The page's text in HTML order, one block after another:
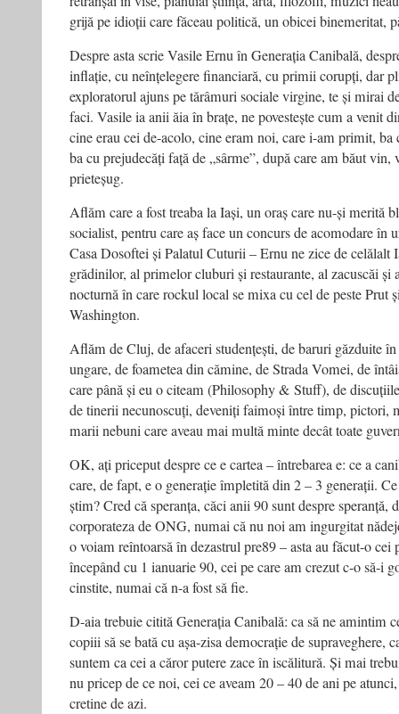
grijă pe idioții care făceau politică, un obicei binemeritat,
Despre asta scrie Vasile Ernu în Generația Canibală,
inflație, cu neînțelegere financiară, cu primii corupți, dar
exploratorul ajuns pe tărâmuri sociale virgine, te și mirai
faci. Vasile ia anii ăia în brațe, ne povestește cum a venit
cine erau cei de-acolo, cine eram noi, care i-am primit, ba
ba cu prejudecăți față de „sârme”, după care am băut
prieteșug.
Aflăm care a fost treaba la Iași, un oraș care nu-și merită
socialist, pentru care aș face un concurs de acomodare în
Casa Dosoftei și Palatul Cuturii – Ernu ne zice de celălalt
grădinilor, al primelor cluburi și restaurante, al zacuscăi și
nocturnă în care rockul local se mixa cu cel de peste Prut
Washington.
Aflăm de Cluj, de afaceri studențești, de baruri găzduite
ungare, de foametea din cămine, de Strada Vomei, de
care până și eu o citeam (Philosophy & Stuff), de
de tinerii necunoscuți, deveniți faimoși între timp, pictori,
marii nebuni care aveau mai multă minte decât toate
OK, ați priceput despre ce e cartea – întrebarea e: ce a
care, de fapt, e o generație împletită din 2 – 3 generații.
știm? Cred că speranța, căci anii 90 sunt despre speranță,
corporateza de ONG, numai că nu noi am ingurgitat
o voiam reîntoarsă în dezastrul pre89 – asta au făcut-o cei
începând cu 1 ianuarie 90, cei pe care am crezut c-o să-i
cinstite, numai că n-a fost să fie.
D-aia trebuie citită Generația Canibală: ca să ne amintim
copiii să se bată cu așa-zisa democrație de supraveghere,
suntem ca cei a căror putere zace în iscălitură. Și mai
nu pricep de ce noi, cei ce aveam 20 – 40 de ani pe
cretine de azi.